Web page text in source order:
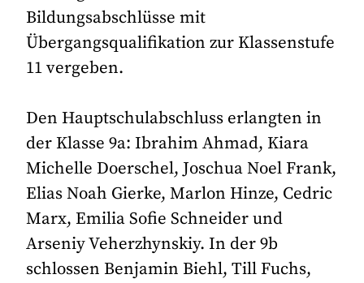
Bildungsabschlüsse mit
Übergangsqualifikation zur Klassenstufe
11 vergeben.
Den Hauptschulabschluss erlangten in
der Klasse 9a: Ibrahim Ahmad, Kiara
Michelle Doerschel, Joschua Noel Frank,
Elias Noah Gierke, Marlon Hinze, Cedric
Marx, Emilia Sofie Schneider und
Arseniy Veherzhynskiy. In der 9b
schlossen Benjamin Biehl, Till Fuchs,